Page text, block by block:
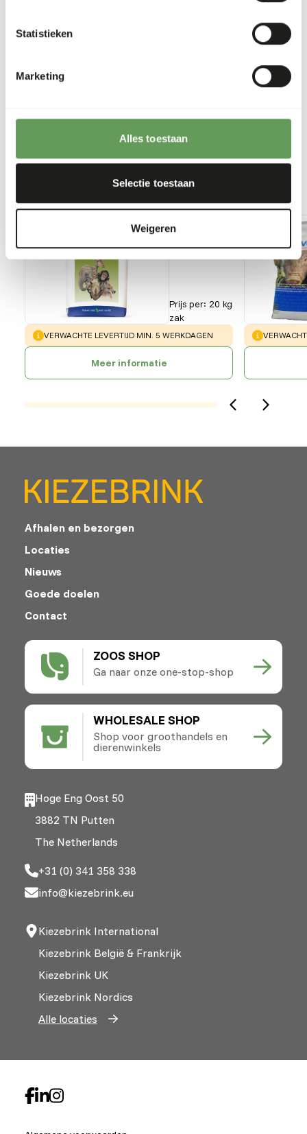
Statistieken
Marketing
Alles toestaan
Selectie toestaan
Weigeren
Stimulate foraging behaviour by hiding, stacking
enrichment and foraging behaviour
Our assortment
pellets
AB497
Prijs per: 20 kg
zak
WARNING:
VERWACHTE LEVERTIJD MIN. 5 WERKDAGEN
Meer informatie
WARNING:
ZOOS SHOP
Ga naar onze one-stop-shop
WHOLESALE SHOP
Shop voor groothandels en
dierenwinkels
Afhalen en bezorgen
Locaties
Nieuws
Goede doelen
Contact
Hoge Eng Oost 50
3882 TN Putten
The Netherlands
+31 (0) 341 358 338
info@kiezebrink.eu
Kiezebrink International
Kiezebrink België & Frankrijk
Kiezebrink UK
Kiezebrink Nordics
Alle locaties